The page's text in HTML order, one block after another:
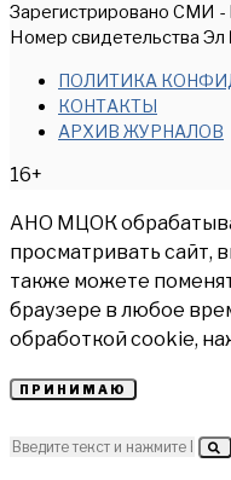
Зарегистрировано СМИ
Номер свидетельства
ПОЛИТИКА
КОНТАКТЫ
АРХИВ ЖУРНАЛОВ
16+
АНО МЦОК
просматривать сайт,
также можете
браузере в любое
обработкой cookie,
ПРИНИМАЮ